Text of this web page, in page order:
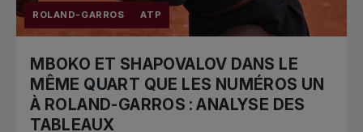
ROLAND-GARROS ATP
MBOKO ET SHAPOVALOV DANS LE
MÊME QUART QUE LES NUMÉROS UN
À ROLAND-GARROS : ANALYSE DES
TABLEAUX